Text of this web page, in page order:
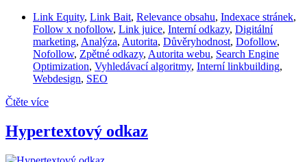
Link Equity, Link Bait, Relevance obsahu, Indexace stránek,
Follow x nofollow, Link juice, Interní odkazy, Digitální
marketing, Analýza, Autorita, Důvěryhodnost, Dofollow,
Nofollow, Zpětné odkazy, Autorita webu, Search Engine
Optimization, Vyhledávací algoritmy, Interní linkbuilding,
Webdesign, SEO
Čtěte více
Hypertextový odkaz